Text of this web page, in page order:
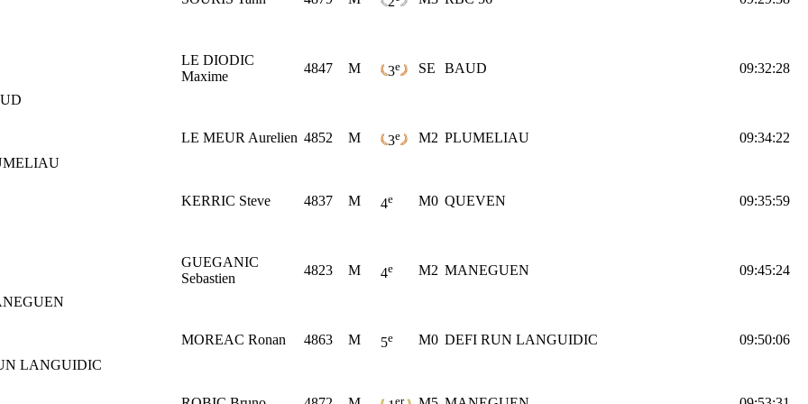
LE DIODIC
Maxime
4847 M 3e SE BAUD 09:32:28
LE MEUR Aurelien 4852 M 3e M2 PLUMELIAU
09:34:22
KERRIC Steve 4837 M 4e M0 QUEVEN 09:35:59
GUEGANIC
Sebastien
4823 M 4e M2 MANEGUEN 09:45:24
MOREAC Ronan 4863 M 5e M0 DEFI RUN LANGUIDIC
09:50:06
LANGUIDIC
er